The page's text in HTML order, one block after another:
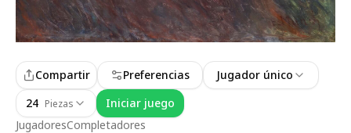
JugadoresCompletadores
Compartir Preferencias
Jugador único
24 Piezas Iniciar juego